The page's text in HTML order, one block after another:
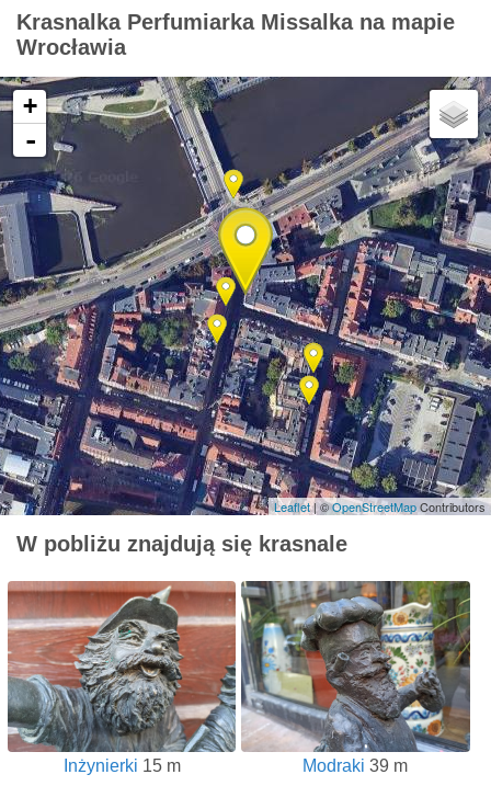
Krasnalka Perfumiarka Missalka na mapie
Wrocławia
+
-
Leaflet| ©OpenStreetMapContributors
W pobliżu znajdują się krasnale
Inżynierki 15 m Modraki 39 m